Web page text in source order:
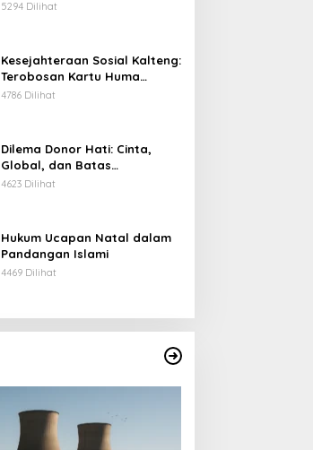
5294 Dilihat
Kesejahteraan Sosial Kalteng:
Terobosan Kartu Huma
Betang
4786 Dilihat
Dilema Donor Hati: Cinta,
Global, dan Batas
Pengorbanan
4623 Dilihat
Hukum Ucapan Natal dalam
Pandangan Islami
4469 Dilihat